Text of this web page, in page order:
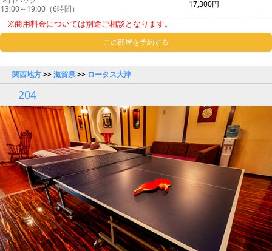
13:00～19:00（6時間）
17,300円
※商用料金については別途ご相談となります。
この部屋を予約する
関西地方>>滋賀県>> ロータス大津
204